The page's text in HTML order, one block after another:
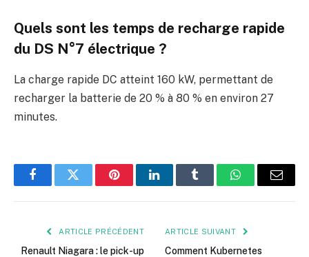
Quels sont les temps de recharge rapide
du DS N°7 électrique ?
La charge rapide DC atteint 160 kW, permettant de
recharger la batterie de 20 % à 80 % en environ 27
minutes.
FacebookTwitter PinterestLinkedInTumblr WhatsApp
E-
ARTICLE PRÉCÉDENT
Renault Niagara : le pick-up
ARTICLE SUIVANT
Comment Kubernetes